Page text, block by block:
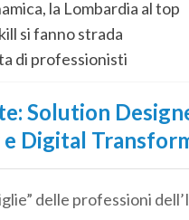
la Lombardia al top
si fanno strada
di professionisti
Solution
Digital
delle professioni